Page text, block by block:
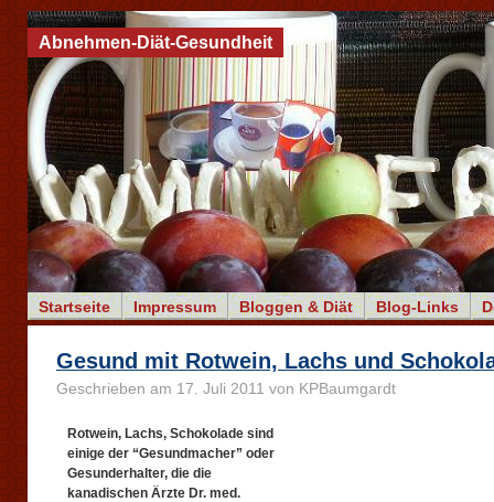
Startseite Impressum Bloggen & Diät Blog-Links
Abnehmen-Diät-Gesundheit
Gesund mit Rotwein, Lachs und
Geschrieben am 17. Juli 2011 von KPBaumgardt
Rotwein, Lachs, Schokolade sind
einige der “Gesundmacher” oder
Gesunderhalter, die die
kanadischen Ärzte Dr. med.